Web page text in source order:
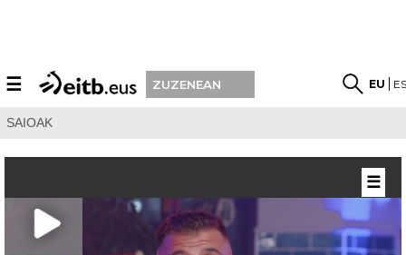
☰ ZUZENEAN EU
SAIOAK
☰